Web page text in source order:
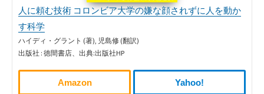
人に頼む技術 コロンビア大学の嫌な顔されずに人を動か
す科学
ハイディ・グラント (著), 児島修 (翻訳)
出版社 : 徳間書店、出典:出版社HP
Amazon Yahoo!